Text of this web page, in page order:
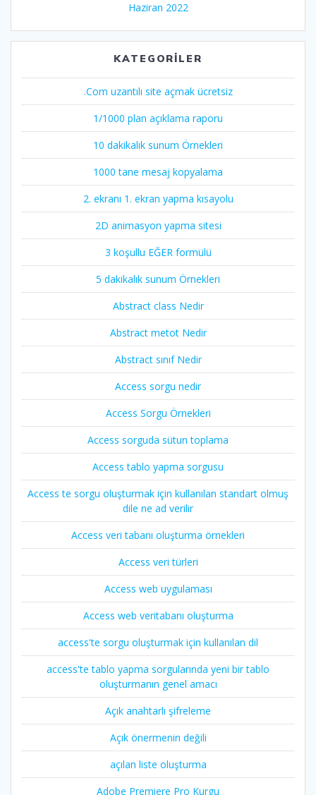
Haziran 2022
KATEGORILER
.Com uzantılı site açmak ücretsiz
1/1000 plan açıklama raporu
10 dakikalık sunum Örnekleri
1000 tane mesaj kopyalama
2. ekranı 1. ekran yapma kısayolu
2D animasyon yapma sitesi
3 koşullu EĞER formülü
5 dakikalık sunum Örnekleri
Abstract class Nedir
Abstract metot Nedir
Abstract sınıf Nedir
Access sorgu nedir
Access Sorgu Örnekleri
Access sorguda sütun toplama
Access tablo yapma sorgusu
Access te sorgu oluşturmak için kullanılan standart olmuş
dile ne ad verilir
Access veri tabanı oluşturma örnekleri
Access veri türleri
Access web uygulaması
Access web veritabanı oluşturma
access'te sorgu oluşturmak için kullanılan dil
access'te tablo yapma sorgularında yeni bir tablo
oluşturmanın genel amacı
Açık anahtarlı şifreleme
Açık önermenin değili
açılan liste oluşturma
Adobe Premiere Pro Kurgu